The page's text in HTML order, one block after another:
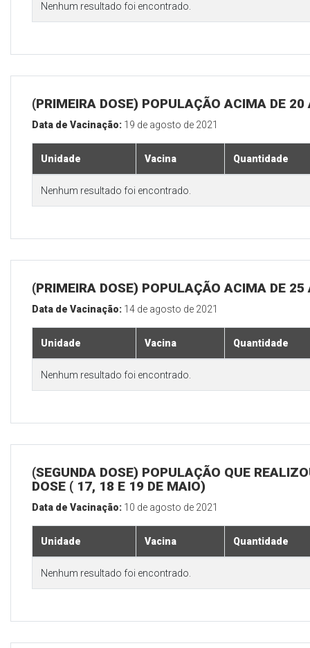
Nenhum resultado foi encontrado.
(PRIMEIRA DOSE) POPULAÇÃO ACIMA DE 20
Data de Vacinação: 19 de agosto de 2021
Unidade Vacina Quantidade
Nenhum resultado foi encontrado.
(PRIMEIRA DOSE) POPULAÇÃO ACIMA DE 25
Data de Vacinação: 14 de agosto de 2021
Unidade Vacina Quantidade
Nenhum resultado foi encontrado.
(SEGUNDA DOSE) POPULAÇÃO QUE
DOSE ( 17, 18 E 19 DE MAIO)
Data de Vacinação: 10 de agosto de 2021
Unidade Vacina Quantidade
Nenhum resultado foi encontrado.